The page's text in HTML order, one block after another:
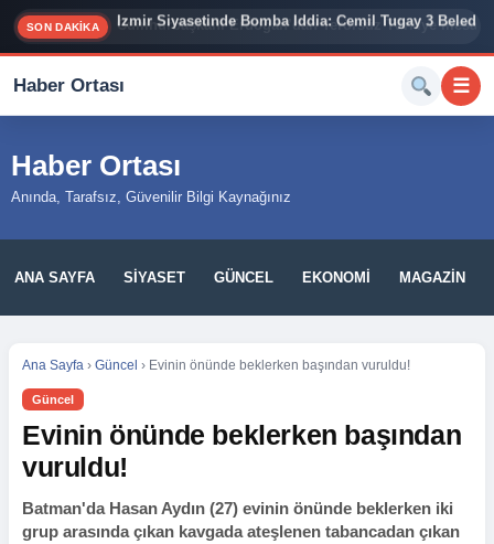
SON DAKİKA İzmir Siyasetinde Bomba İddia: Cemil Tugay 3
Haber Ortası ☰
Haber Ortası
Anında, Tarafsız, Güvenilir Bilgi Kaynağınız
ANA SAYFA SIYASET GÜNCEL EKONOMI MAGAZIN
Ana Sayfa › Güncel › Evinin önünde beklerken başından vuruldu!
Güncel
Evinin önünde beklerken başından
vuruldu!
Batman'da Hasan Aydın (27) evinin önünde beklerken iki
grup arasında çıkan kavgada ateşlenen tabancadan çıkan